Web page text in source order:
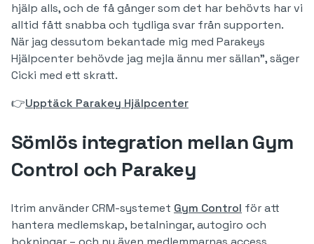
hjälp alls, och de få gånger som det har behövts har vi
alltid fått snabba och tydliga svar från supporten.
När jag dessutom bekantade mig med Parakeys
Hjälpcenter behövde jag mejla ännu mer sällan”, säger
Cicki med ett skratt.
👉Upptäck Parakey Hjälpcenter
Sömlös integration mellan Gym
Control och Parakey
Itrim använder CRM-systemet Gym Control för att
hantera medlemskap, betalningar, autogiro och